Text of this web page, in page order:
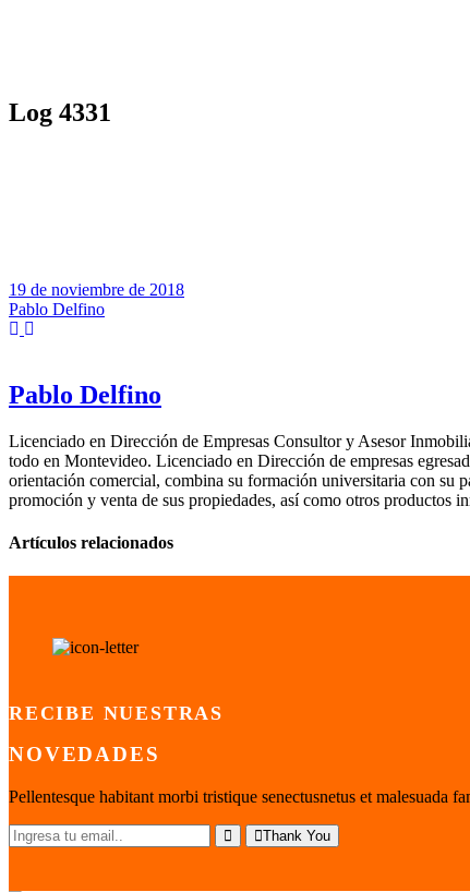
Log 4331
19 de noviembre de 2018
Pablo Delfino
Pablo Delfino
Licenciado en Dirección de Empresas Consultor y Asesor
todo en Montevideo. Licenciado en Dirección de empresas
orientación comercial, combina su formación universitaria con su
promoción y venta de sus propiedades, así como otros productos
Artículos relacionados
RECIBE NUESTRAS
NOVEDADES
Pellentesque habitant morbi tristique senectusnetus et malesuada
Thank You